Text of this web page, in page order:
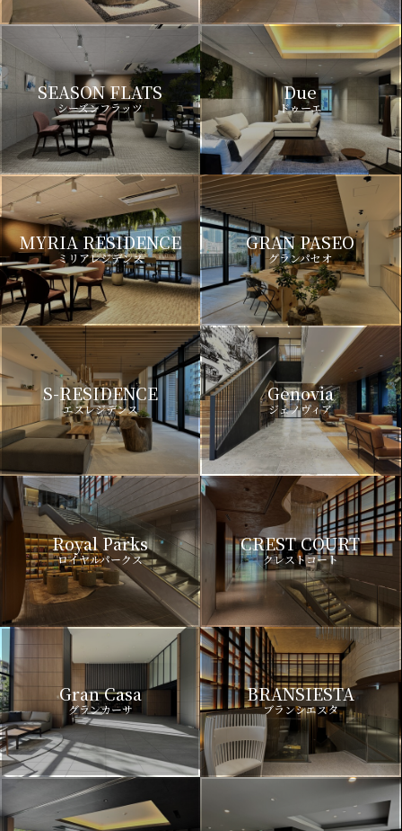
SEASON FLATS
シーズンフラッツ
Due
ドゥーエ
MYRIA RESIDENCE
ミリアレジデンス
GRAN PASEO
グランパセオ
S-RESIDENCE
エスレジデンス
Genovia
ジェノヴィア
Royal Parks
ロイヤルパークス
CREST COURT
クレストコート
Gran Casa
グランカーサ
BRANSIESTA
ブランシエスタ